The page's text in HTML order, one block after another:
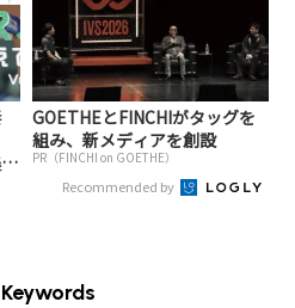
GOETHEとFINCHIがタッグを
組み、新メディアを創設
PR（FINCHI on GOETHE）
Recommended by